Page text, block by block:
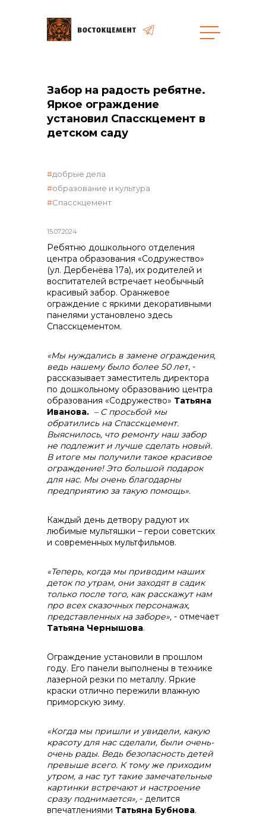
Закупки
общая информация
объявленные закупки
реализация неликвидов
контакты отдела закупок
Контакты
+7 (423) 234 50 50
info@vostokcement.ru
Забор на радость ребятне.
Яркое ограждение
установил Спасскцемент в
детском саду
15.07.2024
добрые дела
образование и культура
Спасскцемент
Ребятню дошкольного отделения
центра образования «Содружество»
(ул. Дербенёва 17а), их родителей и
воспитателей встречает необычный
красивый забор. Оранжевое
ограждение с яркими декоративными
панелями установлено здесь
Спасскцементом.
«Мы нуждались в замене ограждения,
ведь нашему было более 50 лет, -
рассказывает заместитель директора
по дошкольному образованию центра
образования «Содружество» Татьяна
Иванова. – С просьбой мы
обратились на Спасскцемент.
Выяснилось, что ремонту наш забор
не подлежит и лучше сделать новый.
В итоге мы получили такое красивое
ограждение! Это большой подарок
для нас. Мы очень благодарны
предприятию за такую помощь».
Каждый день детвору радуют их
любимые мультяшки – герои советских
и современных мультфильмов.
«Теперь, когда мы приводим наших
деток по утрам, они заходят в садик
только после того, как расскажут нам
про всех сказочных персонажах,
представленных на заборе», - отмечает
Татьяна Чернышова.
Ограждение установили в прошлом
году. Его панели выполнены в технике
лазерной резки по металлу. Яркие
краски отлично пережили влажную
приморскую зиму.
«Когда мы пришли и увидели, какую
красоту для нас сделали, были очень-
очень рады. Ведь безопасность детей
превыше всего. К тому же приходим
утром, а нас тут такие замечательные
картинки встречают и настроение
сразу поднимается», - делится
впечатлениями Татьяна Бубнова.